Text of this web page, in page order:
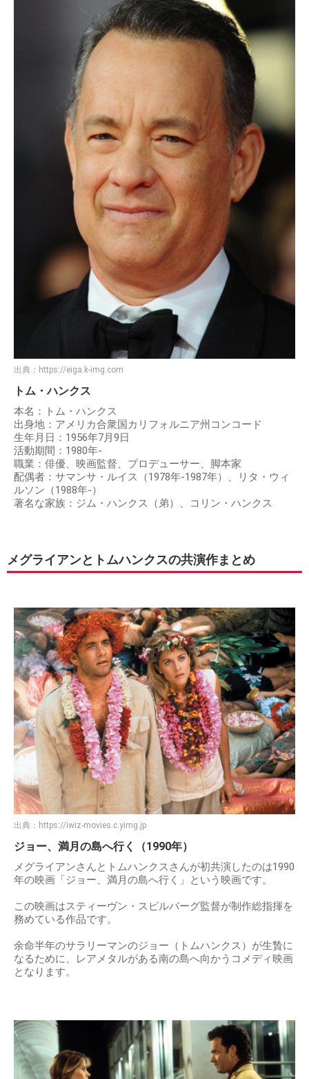
出典： https://eiga.k-img.com
トム・ハンクス
本名：トム・ハンクス
出身地：アメリカ合衆国カリフォルニア州コンコード
生年月日：1956年7月9日
活動期間：1980年-
職業：俳優、映画監督、プロデューサー、脚本家
配偶者：サマンサ・ルイス（1978年-1987年）、リタ・ウィ
ルソン（1988年-）
著名な家族：ジム・ハンクス（弟）、コリン・ハンクス
メグライアンとトムハンクスの共演作まとめ
出典： https://iwiz-movies.c.yimg.jp
ジョー、満月の島へ行く（1990年）
メグライアンさんとトムハンクスさんが初共演したのは1990
年の映画「ジョー、満月の島へ行く」という映画です。
この映画はスティーヴン・スピルバーグ監督が制作総指揮を
務めている作品です。
余命半年のサラリーマンのジョー（トムハンクス）が生贄に
なるために、レアメタルがある南の島へ向かうコメディ映画
となります。